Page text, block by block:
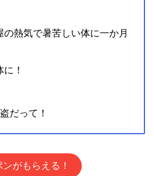
熱気で暑苦しい体に一か月
！
だって！
がもらえる！